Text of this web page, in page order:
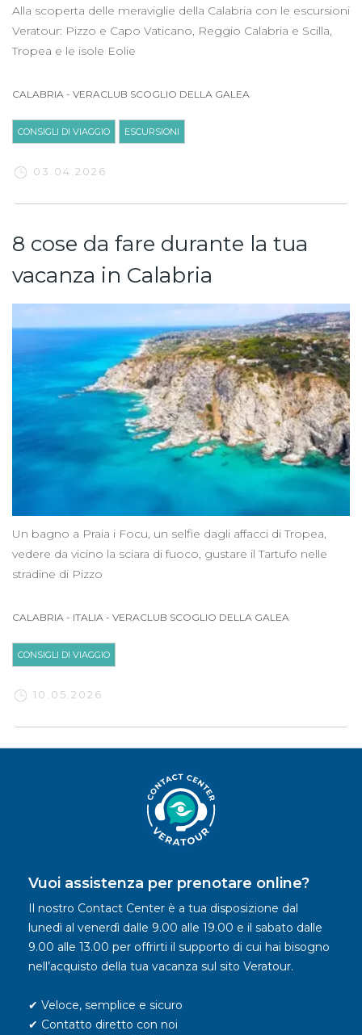
Alla scoperta delle meraviglie della Calabria con le escursioni
Veratour: Pizzo e Capo Vaticano, Reggio Calabria e Scilla,
Tropea e le isole Eolie
CALABRIA - VERACLUB SCOGLIO DELLA GALEA
CONSIGLI DI VIAGGIO ESCURSIONI
03.04.2026
8 cose da fare durante la tua
vacanza in Calabria
Un bagno a Praia i Focu, un selfie dagli affacci di Tropea,
vedere da vicino la sciara di fuoco, gustare il Tartufo nelle
stradine di Pizzo
CALABRIA - ITALIA - VERACLUB SCOGLIO DELLA GALEA
CONSIGLI DI VIAGGIO
10.05.2026
Vuoi assistenza per prenotare online?
Il nostro Contact Center è a tua disposizione dal
lunedì al venerdì dalle 9.00 alle 19.00 e il sabato dalle
9.00 alle 13.00 per offrirti il supporto di cui hai bisogno
nell’acquisto della tua vacanza sul sito Veratour.
✔ Veloce, semplice e sicuro
✔ Contatto diretto con noi